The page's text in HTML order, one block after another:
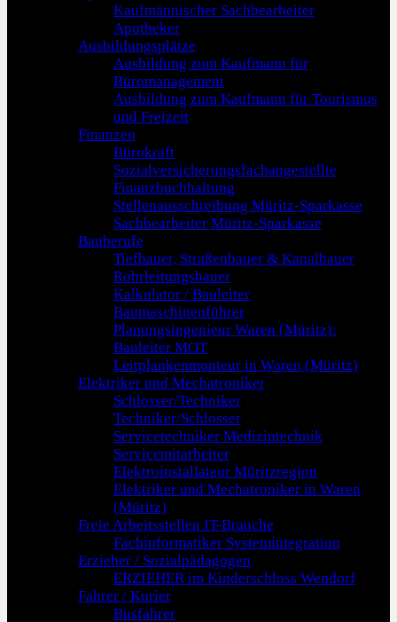
Kaufmännischer Sachbearbeiter
Apotheker
Ausbildungsplätze
Ausbildung zum Kaufmann für
Büromanagement
Ausbildung zum Kaufmann für Tourismus
und Freizeit
Finanzen
Bürokraft
Sozialversicherungsfachangestellte
Finanzbuchhaltung
Stellenausschreibung Müritz-Sparkasse
Sachbearbeiter Müritz-Sparkasse
Bauberufe
Tiefbauer, Straßenbauer & Kanalbauer
Rohrleitungsbauer
Kalkulator / Bauleiter
Baumaschinenführer
Planungsingenieur Waren (Müritz):
Bauleiter MOT
Leitplankenmonteur in Waren (Müritz)
Elektriker und Mechatroniker
Schlosser/Techniker
Techniker/Schlosser
Servicetechniker Medizintechnik
Servicemitarbeiter
Elektroinstallateur Müritzregion
Elektriker und Mechatroniker in Waren
(Müritz)
Freie Arbeitsstellen IT-Branche
Fachinformatiker Systemintegration
Erzieher / Sozialpädagogen
ERZIEHER im Kinderschloss Wendorf
Fahrer / Kurier
Busfahrer